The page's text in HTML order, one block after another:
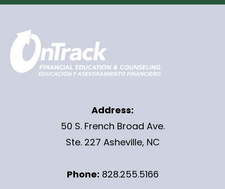
Address:
50 S. French Broad Ave.
Ste. 227 Asheville, NC
Phone: 828.255.5166